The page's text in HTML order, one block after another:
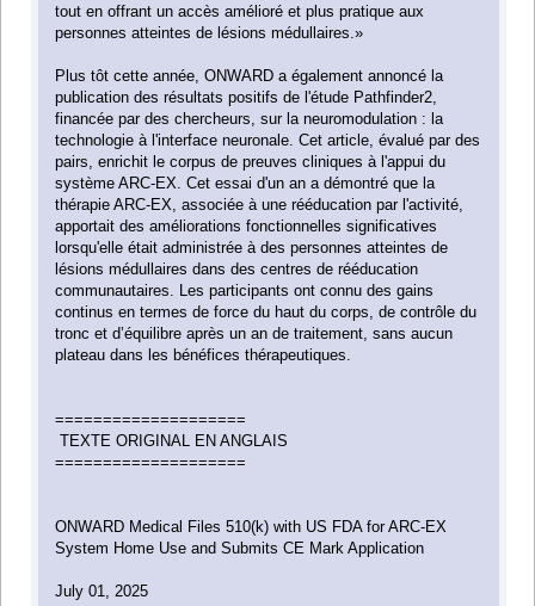
tout en offrant un accès amélioré et plus pratique aux
personnes atteintes de lésions médullaires.»
Plus tôt cette année, ONWARD a également annoncé la
publication des résultats positifs de l'étude Pathfinder2,
financée par des chercheurs, sur la neuromodulation : la
technologie à l'interface neuronale. Cet article, évalué par des
pairs, enrichit le corpus de preuves cliniques à l'appui du
système ARC-EX. Cet essai d'un an a démontré que la
thérapie ARC-EX, associée à une rééducation par l'activité,
apportait des améliorations fonctionnelles significatives
lorsqu'elle était administrée à des personnes atteintes de
lésions médullaires dans des centres de rééducation
communautaires. Les participants ont connu des gains
continus en termes de force du haut du corps, de contrôle du
tronc et d’équilibre après un an de traitement, sans aucun
plateau dans les bénéfices thérapeutiques.
====================
TEXTE ORIGINAL EN ANGLAIS
====================
ONWARD Medical Files 510(k) with US FDA for ARC-EX
System Home Use and Submits CE Mark Application
July 01, 2025